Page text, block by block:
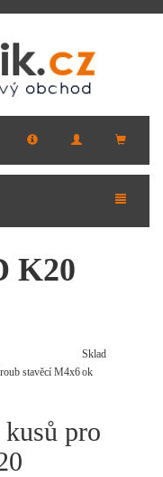
K20
Sklad
stavěcí M4x6ok
pro